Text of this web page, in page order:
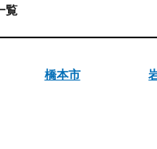
覧
橋本市